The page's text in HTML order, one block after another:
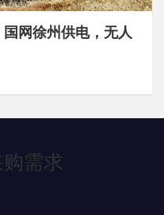
网徐州供电，无人
需求